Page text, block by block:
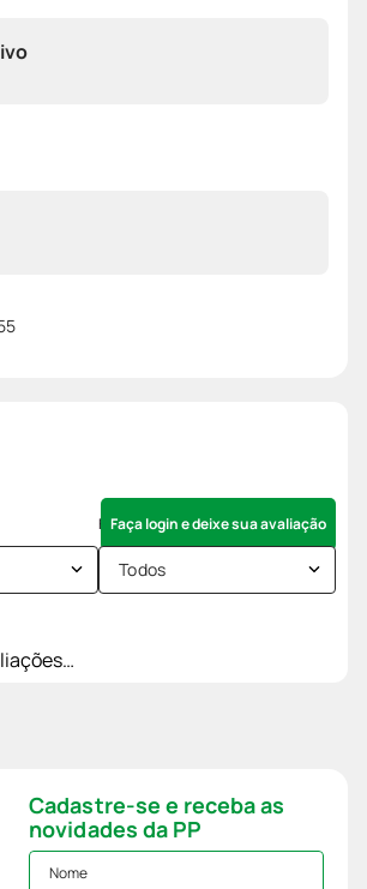
Faça login e deixe sua avaliação
Todos
Cadastre-se e receba as
novidades da PP